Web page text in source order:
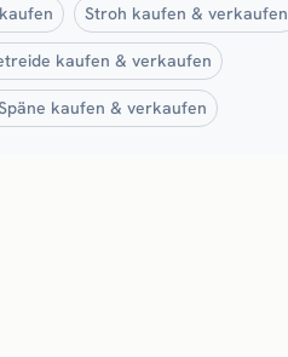
Stroh kaufen & verkaufen
kaufen & verkaufen
kaufen & verkaufen